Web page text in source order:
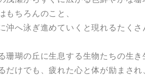
もちろんのこと、
沖へ泳ぎ進めていくと現れるたくさ
珊瑚の丘に生息する生物たちの生き
だけでも、疲れた心と体が励まされ